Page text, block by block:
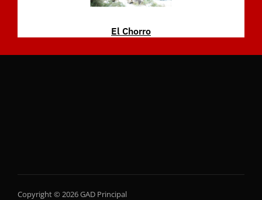
El Chorro
Copyright © 2026 GAD Principal